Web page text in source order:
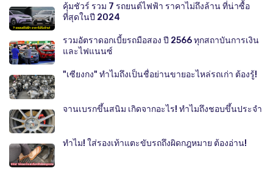
คุ้มชัวร์ รวม 7 รถยนต์ไฟฟ้า ราคาไม่ถึงล้าน ที่น่าซื้อ
ที่สุดในปี 2024
รวมอัตราดอกเบี้ยรถมือสอง ปี 2566 ทุกสถาบันการเงิน
และไฟแนนซ์
"เซียงกง" ทำไมถึงเป็นชื่อย่านขายอะไหล่รถเก่า ต้องรู้!
จานเบรกขึ้นสนิม เกิดจากอะไร! ทำไมถึงชอบขึ้นประจำ
ทำไม! ใส่รองเท้าแตะขับรถถึงผิดกฎหมาย ต้องอ่าน!